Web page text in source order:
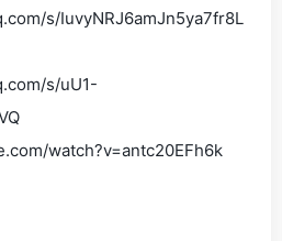
s/IuvyNRJ6amJn5ya7fr8L
s/uU1-
watch?v=antc20EFh6k